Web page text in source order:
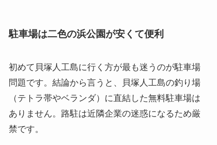
駐車場は二色の浜公園が安くて便利
初めて貝塚人工島に行く方が最も迷うのが駐車場
問題です。結論から言うと、貝塚人工島の釣り場
（テトラ帯やベランダ）に直結した無料駐車場は
ありません。路駐は近隣企業の迷惑になるため厳
禁です。